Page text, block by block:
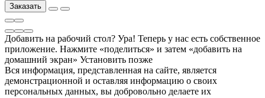
Заказать
Добавить на рабочий стол? Ура! Теперь у нас есть собственное
приложение. Нажмите «поделиться» и затем «добавить на
домашний экран» Установить позже
Вся информация, представленная на сайте, является
демонстрационной и оставляя информацию о своих
персональных данных, вы добровольно делаете их